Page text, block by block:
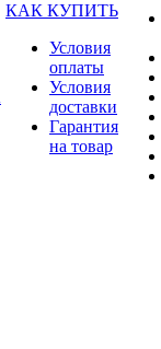
КАК КУПИТЬ
Условия
оплаты
Условия
доставки
Гарантия
на товар